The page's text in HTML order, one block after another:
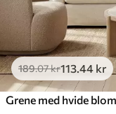
189.07kr113.44 kr